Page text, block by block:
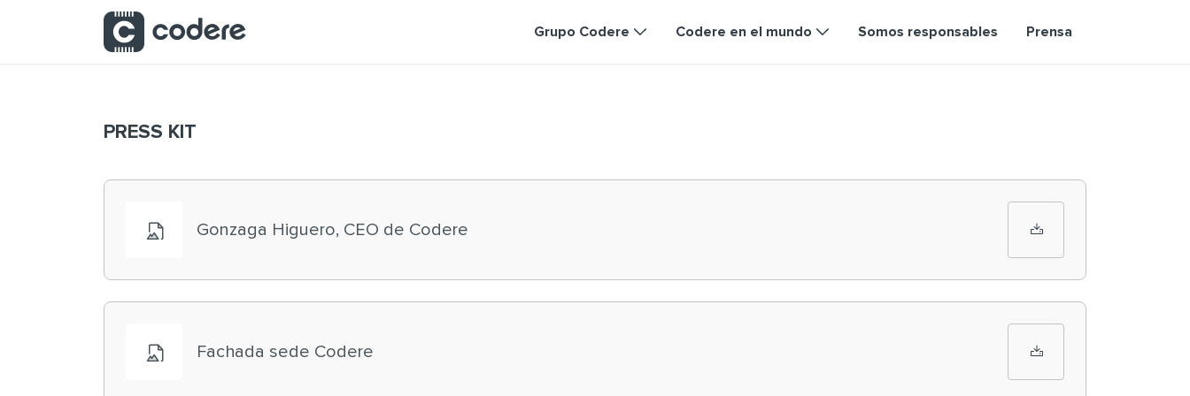
Saltar al contenido principal
Grupo Codere Codere en el mundo Somos responsables Prensa
PRESS KIT
Gonzaga Higuero, CEO de Codere
Fachada sede Codere